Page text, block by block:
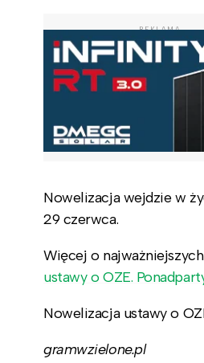
REKLAMA
Nowelizacja wejdzie w
29 czerwca.
Więcej o
ustawy o OZE.
Nowelizacja ustawy o
gramwzielone.pl